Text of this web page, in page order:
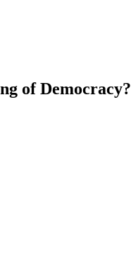
of Democracy?